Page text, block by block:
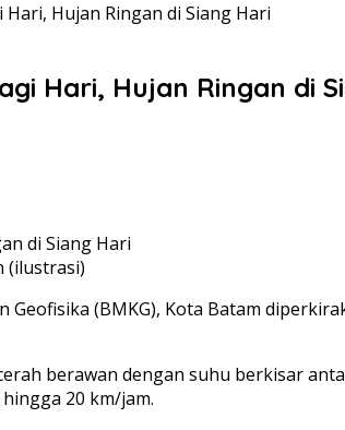
Hujan Ringan di Siang Hari
Hari, Hujan Ringan di
(ilustrasi)
(BMKG), Kota Batam
berawan dengan suhu berkisar
20 km/jam.